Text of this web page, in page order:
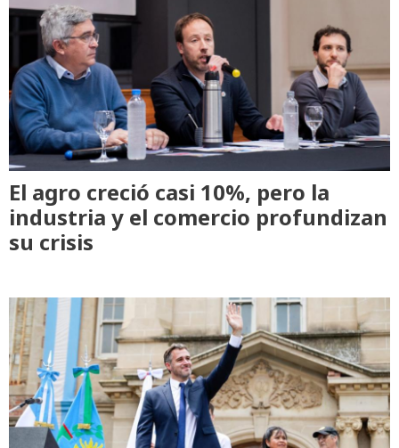
El agro creció casi 10%, pero la
industria y el comercio profundizan
su crisis